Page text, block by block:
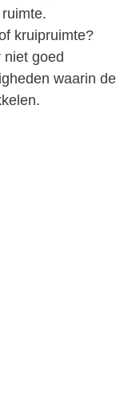
kruipruimte?
niet goed
waarin de